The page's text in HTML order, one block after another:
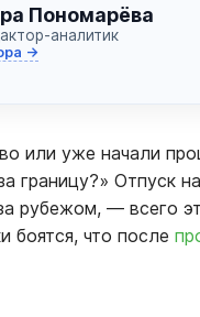
Пономарёва
аналитик
→
или уже начали
границу?» Отпуск
рубежом, — всего
боятся, что после